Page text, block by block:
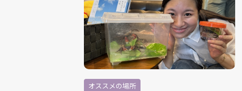
オススメの場所